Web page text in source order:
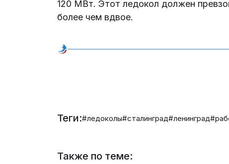
120 МВт. Этот ледокол должен
более чем вдвое.
Теги:#ледоколы#сталинград#ленинград
Также по теме: